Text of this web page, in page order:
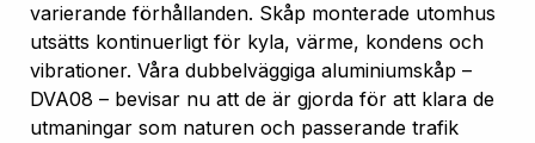
varierande förhållanden. Skåp monterade utomhus
utsätts kontinuerligt för kyla, värme, kondens och
vibrationer. Våra dubbelväggiga aluminiumskåp –
DVA08 – bevisar nu att de är gjorda för att klara de
utmaningar som naturen och passerande trafik